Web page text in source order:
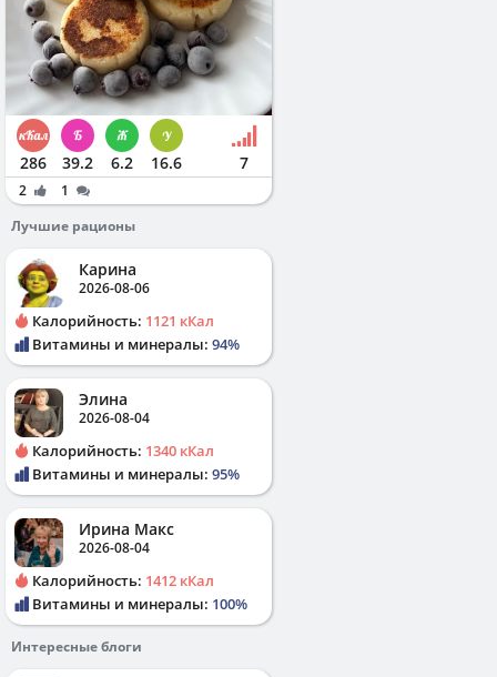
286 39.2 6.2 16.6 7
2
1
Лучшие рационы
Карина
2026-08-06
Калорийность: 1121 кКал
Витамины и минералы: 94%
Элина
2026-08-04
Калорийность: 1340 кКал
Витамины и минералы: 95%
Ирина Макс
2026-08-04
Калорийность: 1412 кКал
Витамины и минералы: 100%
Интересные блоги